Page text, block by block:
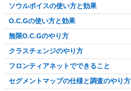
ソウルボイスの使い方と効果
O.C.Gの使い方と効果
無限O.C.Gのやり方
クラスチェンジのやり方
フロンティアネットでできること
セグメントマップの仕様と調査のやり方